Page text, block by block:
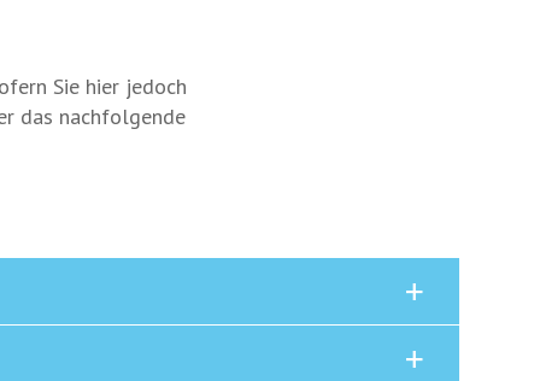
Sie hier jedoch
das nachfolgende